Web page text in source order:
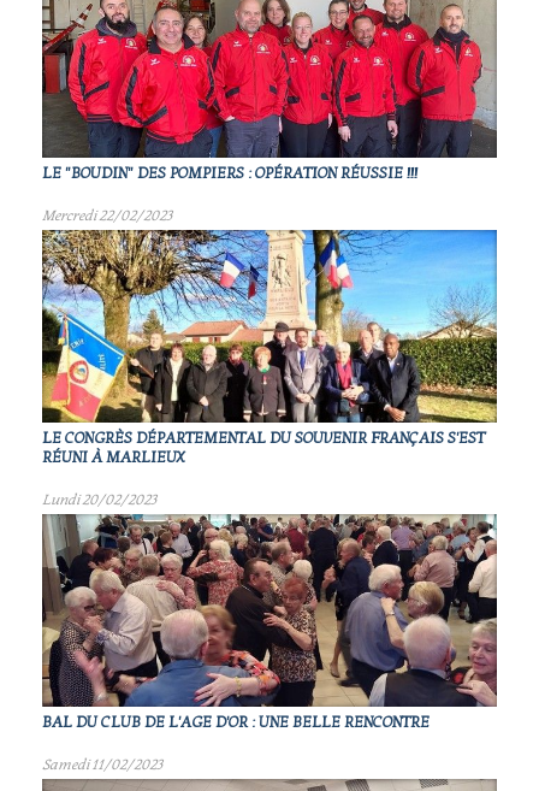
LE "BOUDIN" DES POMPIERS : OPÉRATION RÉUSSIE !!!
Mercredi 22/02/2023
LE CONGRÈS DÉPARTEMENTAL DU SOUVENIR FRANÇAIS S'EST
RÉUNI À MARLIEUX
Lundi 20/02/2023
BAL DU CLUB DE L'AGE D'OR : UNE BELLE RENCONTRE
Samedi 11/02/2023